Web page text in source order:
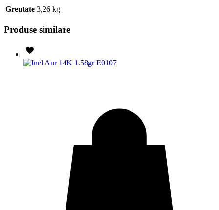
Greutate 3,26 kg
Produse similare